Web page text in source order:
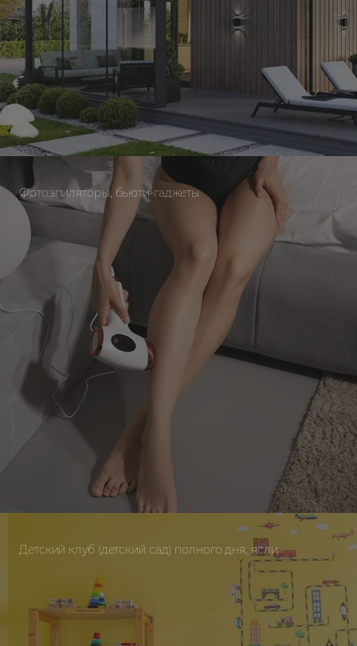
Фотоэпиляторы, бьюти-гаджеты
Детский клуб (детский сад) полного дня, ясли